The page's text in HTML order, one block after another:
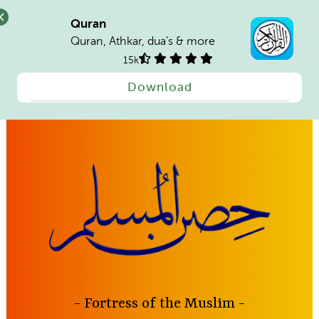
Quran
Quran, Athkar, dua's & more
15k
Download
Fortress of the Muslim